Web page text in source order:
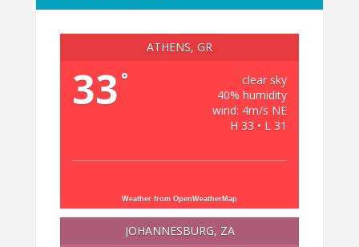
ATHENS, GR
33 °
clear sky
40% humidity
wind: 4m/s NE
H 33 • L 31
Weather from OpenWeatherMap
JOHANNESBURG, ZA